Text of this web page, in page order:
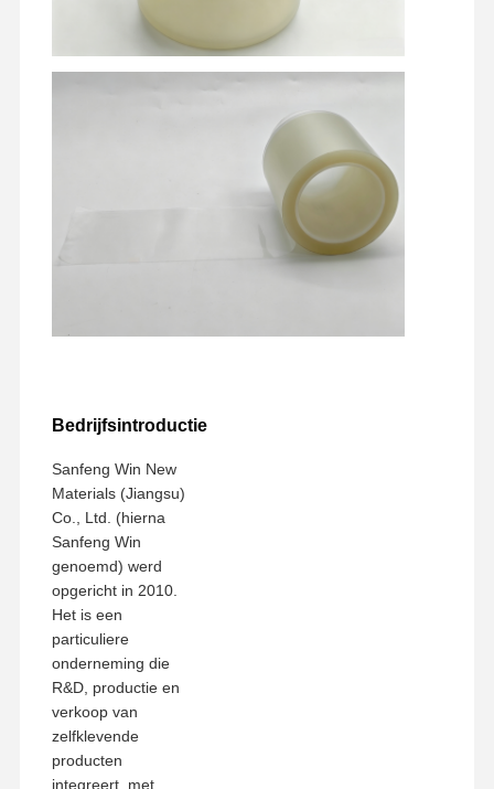
Bedrijfsintroductie
Sanfeng Win New
Materials (Jiangsu)
Co., Ltd. (hierna
Sanfeng Win
genoemd) werd
opgericht in 2010.
Het is een
particuliere
onderneming die
R&D, productie en
verkoop van
zelfklevende
producten
integreert, met